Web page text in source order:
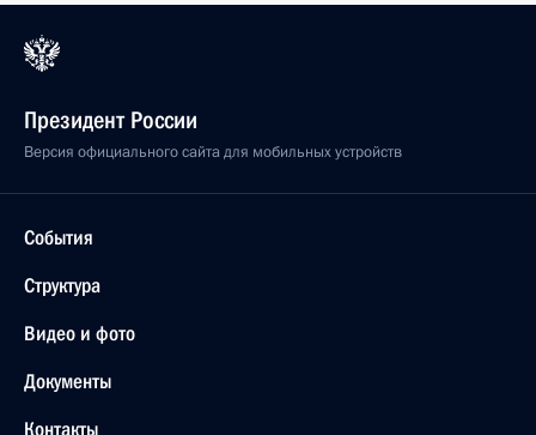
Президент России
Версия официального сайта для мобильных устройств
События
Структура
Видео и фото
Документы
Контакты